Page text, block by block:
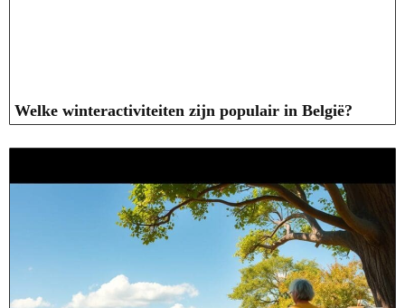
Welke winteractiviteiten zijn populair in België?